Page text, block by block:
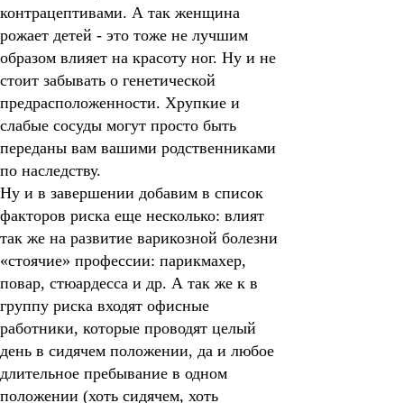
контрацептивами. А так женщина
рожает детей - это тоже не лучшим
образом влияет на красоту ног. Ну и не
стоит забывать о генетической
предрасположенности. Хрупкие и
слабые сосуды могут просто быть
переданы вам вашими родственниками
по наследству.
Ну и в завершении добавим в список
факторов риска еще несколько: влият
так же на развитие варикозной болезни
«стоячие» профессии: парикмахер,
повар, стюардесса и др. А так же к в
группу риска входят офисные
работники, которые проводят целый
день в сидячем положении, да и любое
длительное пребывание в одном
положении (хоть сидячем, хоть